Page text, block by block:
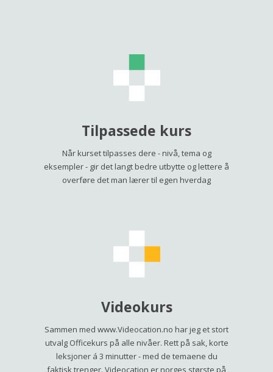
Tilpassede kurs
Når kurset tilpasses dere - nivå, tema og
eksempler - gir det langt bedre utbytte og lettere å
overføre det man lærer til egen hverdag
Videokurs
Sammen med www.Videocation.no har jeg et stort
utvalg Officekurs på alle nivåer. Rett på sak, korte
leksjoner á 3 minutter - med de temaene du
faktisk trenger. Videocation er norges største på